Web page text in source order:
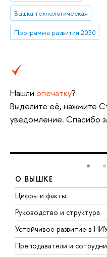
Вышка технологическая
Программа развития 2030
Нашли опечатку?
Выделите её, нажмите
уведомление. Спасибо
О ВЫШКЕ
Цифры и факты
Руководство и структура
Устойчивое развитие в
Преподаватели и